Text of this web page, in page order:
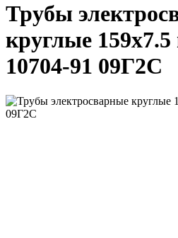
Трубы
круглые
10704-91 09Г2С